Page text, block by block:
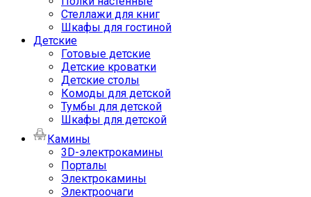
Стеллажи для книг
Шкафы для гостиной
Детские
Готовые детские
Детские кроватки
Детские столы
Комоды для детской
Тумбы для детской
Шкафы для детской
Камины
3D-электрокамины
Порталы
Электрокамины
Электроочаги